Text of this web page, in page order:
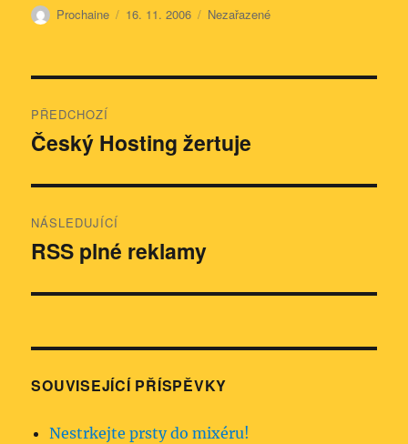
Autor:
Prochaine Publikováno:
16. 11. 2006 Rubriky:
Nezařazené
pro
PŘEDCHOZÍ
Předchozí
Český Hosting žertuje
NÁSLEDUJÍCÍ
Následující
RSS plné reklamy
SOUVISEJÍCÍ PŘÍSPĚVKY
Nestrkejte prsty do mixéru!